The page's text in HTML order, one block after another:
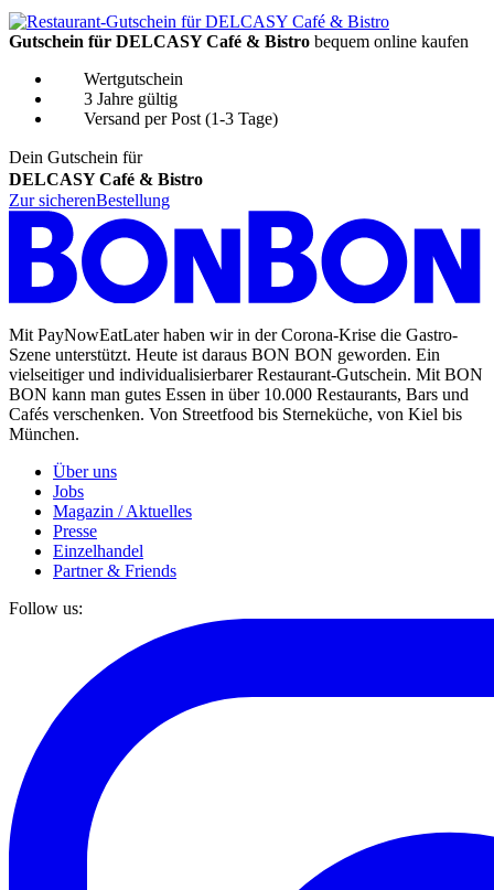
Gutschein für DELCASY Café & Bistro bequem online kaufen
Wertgutschein
3 Jahre gültig
Versand per Post (1-3 Tage)
Dein Gutschein für
DELCASY Café & Bistro
Zur sicherenBestellung
Mit PayNowEatLater haben wir in der Corona-Krise die Gastro-
Szene unterstützt. Heute ist daraus BON BON geworden. Ein
vielseitiger und individualisierbarer Restaurant-Gutschein. Mit BON
BON kann man gutes Essen in über 10.000 Restaurants, Bars und
Cafés verschenken. Von Streetfood bis Sterneküche, von Kiel bis
München.
Über uns
Jobs
Magazin / Aktuelles
Presse
Einzelhandel
Partner & Friends
Follow us: